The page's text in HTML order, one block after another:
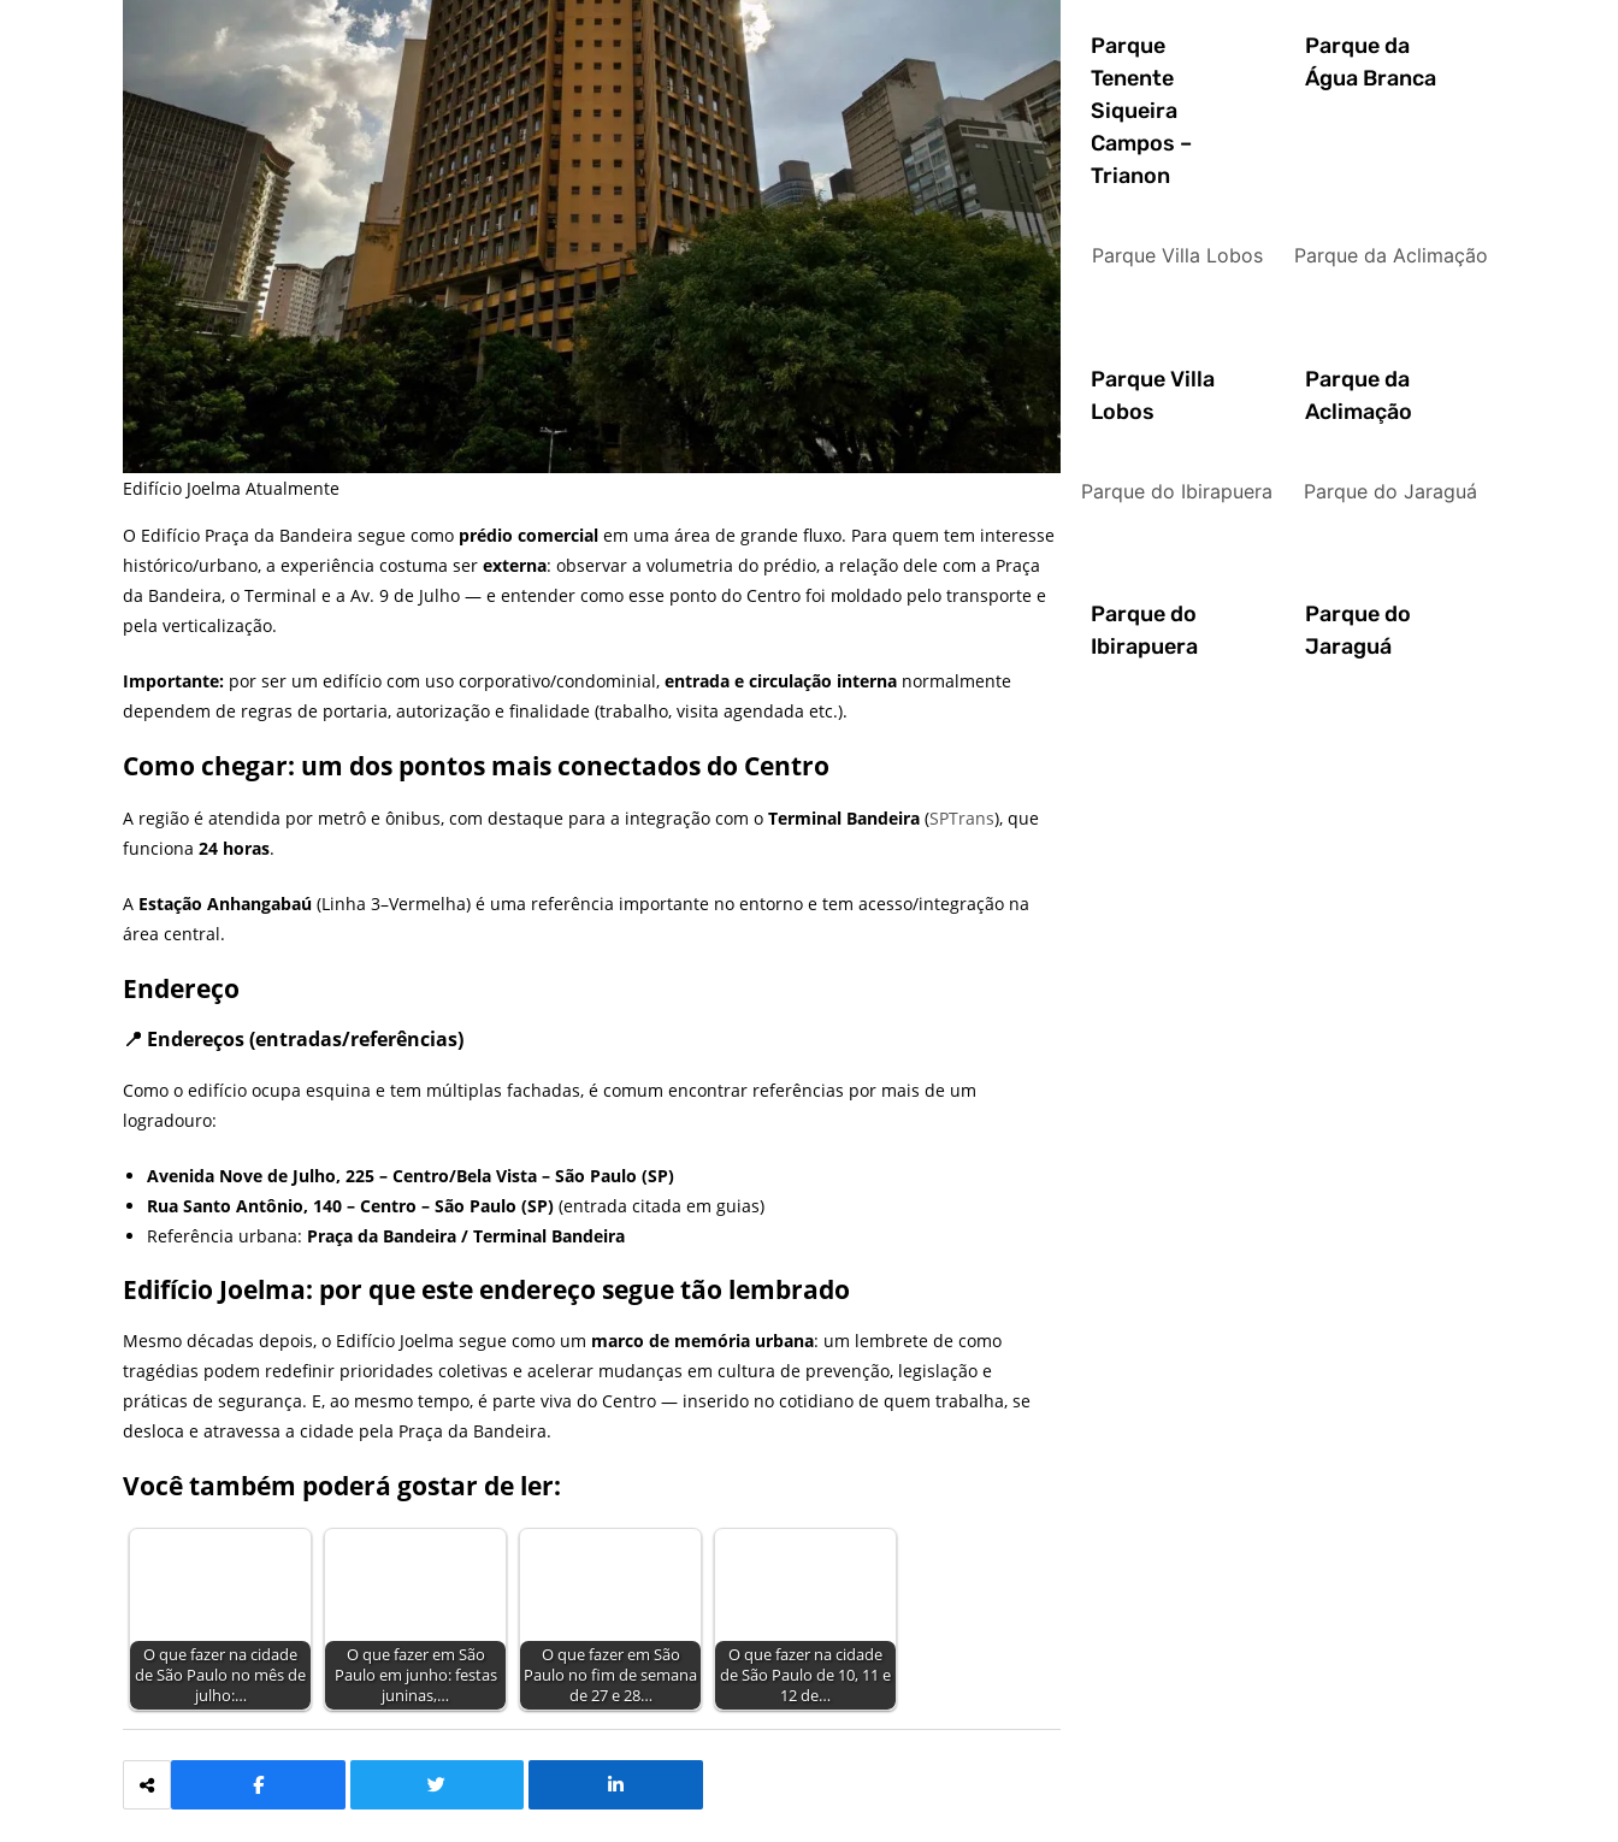
Edifício Joelma Atualmente
O Edifício Praça da Bandeira segue como prédio comercial em uma área de grande fluxo. Para quem tem interesse
histórico/urbano, a experiência costuma ser externa: observar a volumetria do prédio, a relação dele com a Praça
da Bandeira, o Terminal e a Av. 9 de Julho — e entender como esse ponto do Centro foi moldado pelo transporte e
pela verticalização.
Importante: por ser um edifício com uso corporativo/condominial, entrada e circulação interna normalmente
dependem de regras de portaria, autorização e finalidade (trabalho, visita agendada etc.).
Como chegar: um dos pontos mais conectados do Centro
A região é atendida por metrô e ônibus, com destaque para a integração com o Terminal Bandeira (SPTrans), que
funciona 24 horas.
A Estação Anhangabaú (Linha 3–Vermelha) é uma referência importante no entorno e tem acesso/integração na
área central.
Endereço
📍 Endereços (entradas/referências)
Como o edifício ocupa esquina e tem múltiplas fachadas, é comum encontrar referências por mais de um
logradouro:
Avenida Nove de Julho, 225 – Centro/Bela Vista – São Paulo (SP)
Rua Santo Antônio, 140 – Centro – São Paulo (SP) (entrada citada em guias)
Referência urbana: Praça da Bandeira / Terminal Bandeira
Edifício Joelma: por que este endereço segue tão lembrado
Mesmo décadas depois, o Edifício Joelma segue como um marco de memória urbana: um lembrete de como
tragédias podem redefinir prioridades coletivas e acelerar mudanças em cultura de prevenção, legislação e
práticas de segurança. E, ao mesmo tempo, é parte viva do Centro — inserido no cotidiano de quem trabalha, se
desloca e atravessa a cidade pela Praça da Bandeira.
Você também poderá gostar de ler:
O que fazer na cidade
de São Paulo no mês de
julho:…
O que fazer em São
Paulo em junho: festas
juninas,…
O que fazer em São
Paulo no fim de semana
de 27 e 28…
O que fazer na cidade
de São Paulo de 10, 11 e
12 de…
Parque
Tenente
Siqueira
Campos –
Trianon
Parque da
Água Branca
Parque Villa Lobos
Parque Villa
Lobos
Parque da Aclimação
Parque da
Aclimação
Parque do Ibirapuera
Parque do
Ibirapuera
Parque do Jaraguá
Parque do
Jaraguá